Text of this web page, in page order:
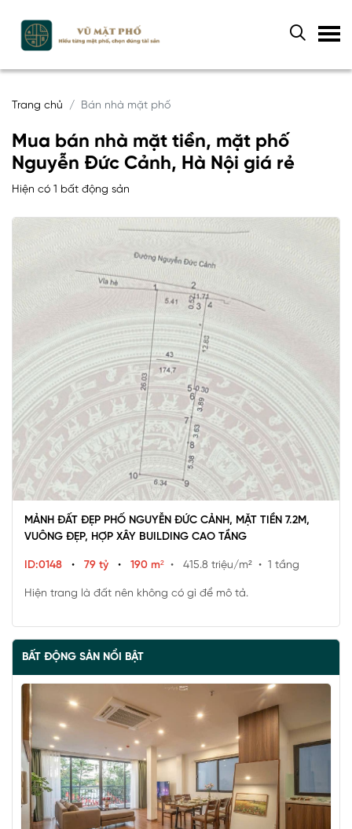
Trang chủ Bán nhà mặt phố
Mua bán nhà mặt tiền, mặt phố
Nguyễn Đức Cảnh, Hà Nội giá rẻ
Hiện có 1 bất động sản
MẢNH ĐẤT ĐẸP PHỐ NGUYỄN ĐỨC CẢNH, MẶT TIỀN 7.2M,
VUÔNG ĐẸP, HỢP XÂY BUILDING CAO TẦNG
ID:0148 • 79 tỷ • 190 m² • 415.8 triệu/m² • 1 tầng
Hiện trang là đất nên không có gì để mô tả.
BẤT ĐỘNG SẢN NỔI BẬT